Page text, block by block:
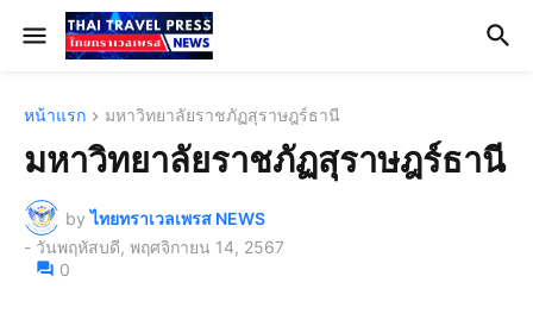
หน้าแรก มหาวิทยาลัยราชภัฏสุราษฎร์ธานี
มหาวิทยาลัยราชภัฏสุราษฎร์ธานี
by ไทยทราเวลเพรส NEWS
- วันพฤหัสบดี, พฤศจิกายน 14, 2567
0